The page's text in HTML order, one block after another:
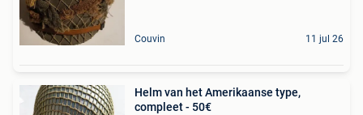
Couvin 11 jul 26
Helm van het Amerikaanse type,
compleet - 50€